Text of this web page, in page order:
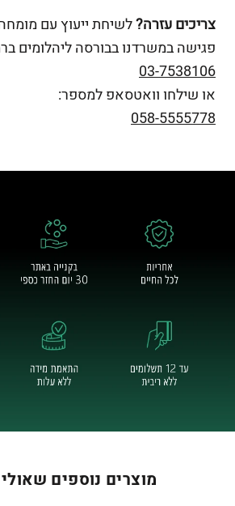
צריכים עזרה?לשיחת ייעוץ עם
פגישה במשרדנו בבורסה ליהלומים
03-7538106
או שילחו וואטסאפ למספר:
058-5555778
מוצרים נוספים